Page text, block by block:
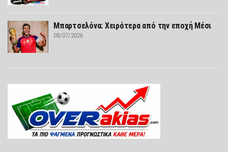
Μπαρτσελόνα: Χειρότερα από την εποχή Μέσι
08/07/2026